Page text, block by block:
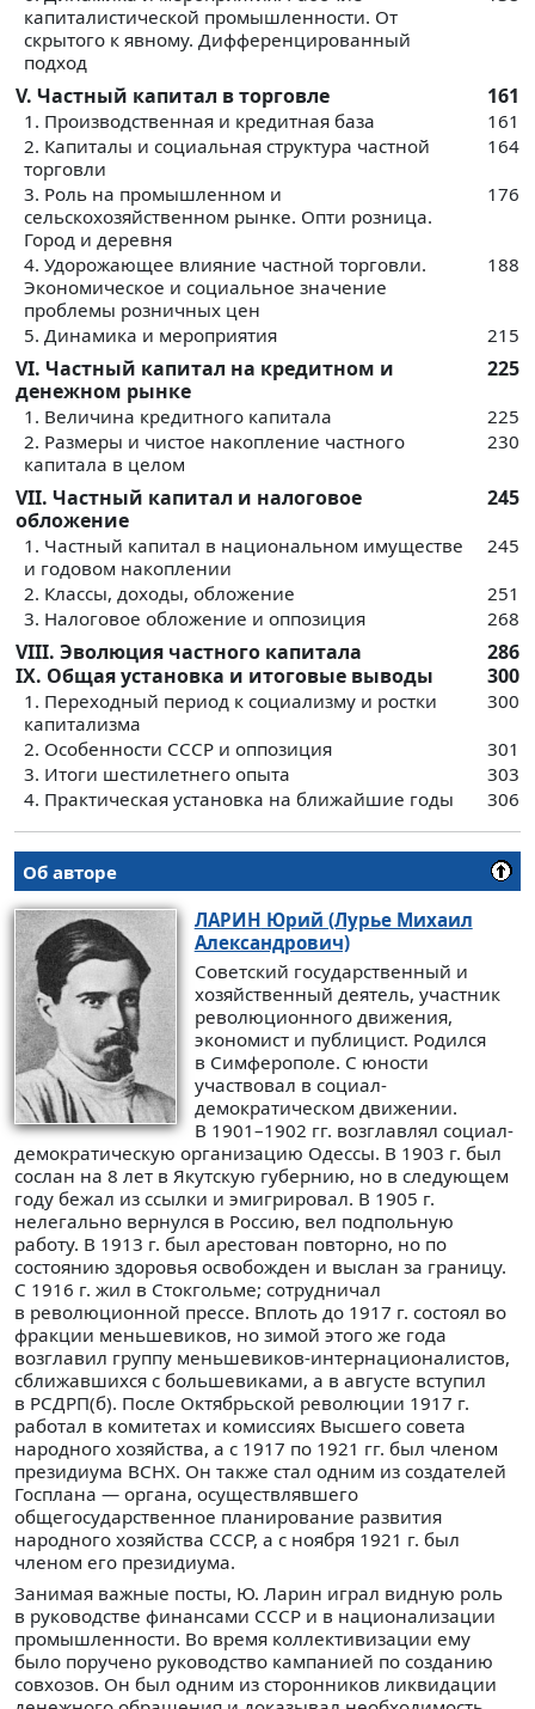
капиталистической промышленности. От
скрытого к явному. Дифференцированный
подход
V. Частный капитал в торговле 161
1. Производственная и кредитная база
161
2. Капиталы и социальная структура частной
торговли
164
3. Роль на промышленном и
сельскохозяйственном рынке. Опти розница.
Город и деревня
176
4. Удорожающее влияние частной торговли.
Экономическое и социальное значение
проблемы розничных цен
188
5. Динамика и мероприятия 215
VI. Частный капитал на кредитном и
денежном рынке
225
1. Величина кредитного капитала
225
2. Размеры и чистое накопление частного
капитала в целом
230
VII. Частный капитал и налоговое
обложение
245
1. Частный капитал в национальном имуществе
и годовом накоплении
245
2. Классы, доходы, обложение
251
3. Налоговое обложение и оппозиция
268
VIII. Эволюция частного капитала
286
IX. Общая установка и итоговые выводы
300
1. Переходный период к социализму и ростки
капитализма
300
2. Особенности СССР и оппозиция
301
3. Итоги шестилетнего опыта
303
4. Практическая установка на ближайшие годы
306
Об авторе
ЛАРИН Юрий (Лурье Михаил
Александрович)
Советский государственный и
хозяйственный деятель, участник
революционного движения,
экономист и публицист. Родился
в Симферополе. С юности
участвовал в социал-
демократическом движении.
В 1901–1902 гг. возглавлял социал-
демократическую организацию Одессы. В 1903 г. был
сослан на 8 лет в Якутскую губернию, но в следующем
году бежал из ссылки и эмигрировал. В 1905 г.
нелегально вернулся в Россию, вел подпольную
работу. В 1913 г. был арестован повторно, но по
состоянию здоровья освобожден и выслан за границу.
С 1916 г. жил в Стокгольме; сотрудничал
в революционной прессе. Вплоть до 1917 г. состоял во
фракции меньшевиков, но зимой этого же года
возглавил группу меньшевиков-интернационалистов,
сближавшихся с большевиками, а в августе вступил
в РСДРП(б). После Октябрьской революции 1917 г.
работал в комитетах и комиссиях Высшего совета
народного хозяйства, а с 1917 по 1921 гг. был членом
президиума ВСНХ. Он также стал одним из создателей
Госплана — органа, осуществлявшего
общегосударственное планирование развития
народного хозяйства СССР, а с ноября 1921 г. был
членом его президиума.
Занимая важные посты, Ю. Ларин играл видную роль
в руководстве финансами СССР и в национализации
промышленности. Во время коллективизации ему
было поручено руководство кампанией по созданию
совхозов. Он был одним из сторонников ликвидации